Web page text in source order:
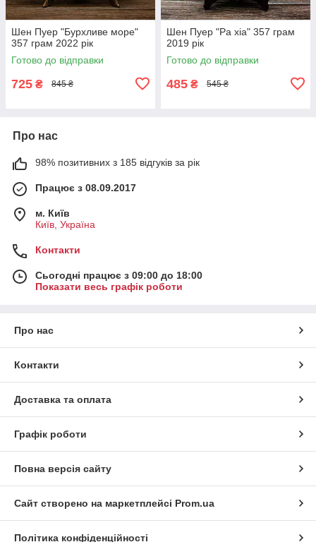
Шен Пуер "Бурхливе море"
357 грам 2022 рік
Готово до відправки
725 ₴ 845 ₴
Шен Пуер "Pa xia" 357 грам
2019 рік
Готово до відправки
485 ₴ 545 ₴
Про нас
98% позитивних з 185 відгуків за рік
Працює з 08.09.2017
м. Київ
Київ, Україна
Контакти
Сьогодні працює з 09:00 до 18:00
Показати весь графік роботи
Про нас
Контакти
Доставка та оплата
Графік роботи
Повна версія сайту
Сайт створено на маркетплейсі Prom.ua
Політика конфіденційності